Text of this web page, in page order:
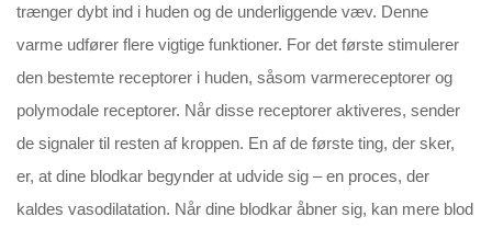
trænger dybt ind i huden og de underliggende væv. Denne
varme udfører flere vigtige funktioner. For det første stimulerer
den bestemte receptorer i huden, såsom varmereceptorer og
polymodale receptorer. Når disse receptorer aktiveres, sender
de signaler til resten af kroppen. En af de første ting, der sker,
er, at dine blodkar begynder at udvide sig – en proces, der
kaldes vasodilatation. Når dine blodkar åbner sig, kan mere blod